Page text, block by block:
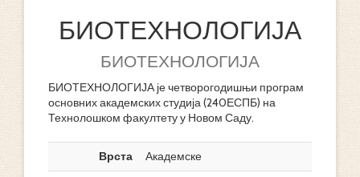
БИОТЕХНОЛОГИЈА
БИОТЕХНОЛОГИЈА
БИОТЕХНОЛОГИЈА је четворогодишњи програм
основних академских студија (240ЕСПБ) на
Технолошком факултету у Новом Саду.
Врста
Академске